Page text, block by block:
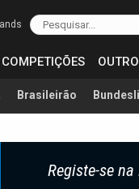
COMPETIÇÕES
Brasileirão
Registe-se